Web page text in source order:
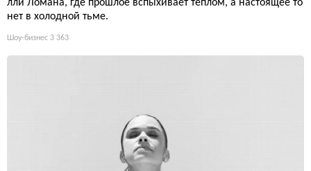
лли Ломана, где прошлое вспыхивает теплом, а настоящее то
нет в холодной тьме.
Шоу-бизнес 3 363